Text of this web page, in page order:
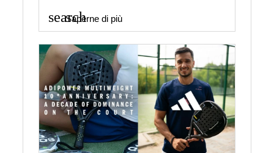
search
Saperne di più